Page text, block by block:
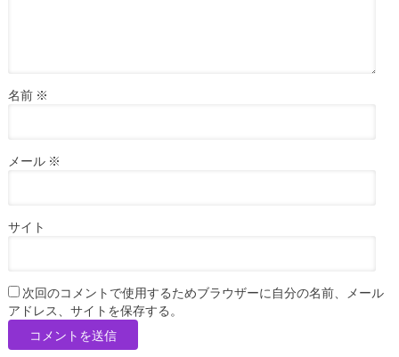
名前 ※
メール ※
サイト
次回のコメントで使用するためブラウザーに自分の名前、メール
アドレス、サイトを保存する。